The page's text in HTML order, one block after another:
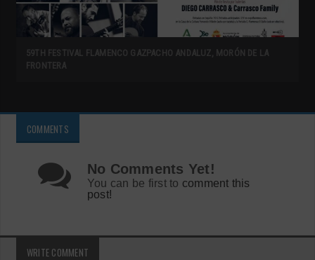
59TH FESTIVAL FLAMENCO GAZPACHO ANDALUZ, MORÓN DE LA
FRONTERA
COMMENTS
No Comments Yet!
You can be first to comment this
post!
WRITE COMMENT